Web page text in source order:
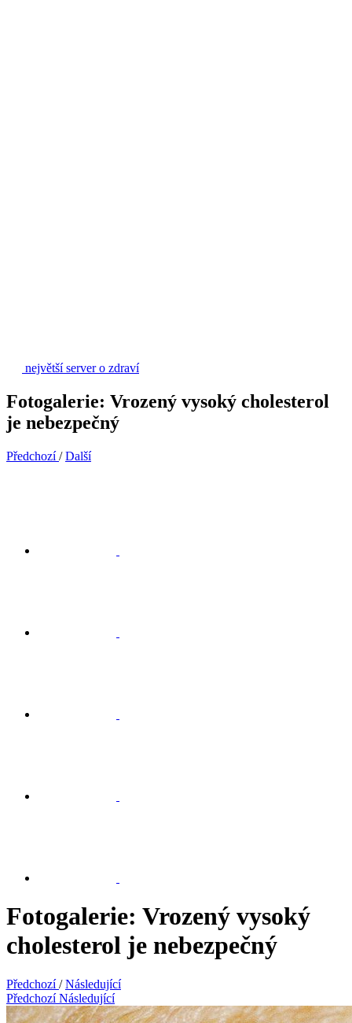
největší server o zdraví
Fotogalerie: Vrozený vysoký cholesterol
je nebezpečný
Předchozí / Další
Fotogalerie: Vrozený vysoký
cholesterol je nebezpečný
Předchozí / Následující
Předchozí Následující